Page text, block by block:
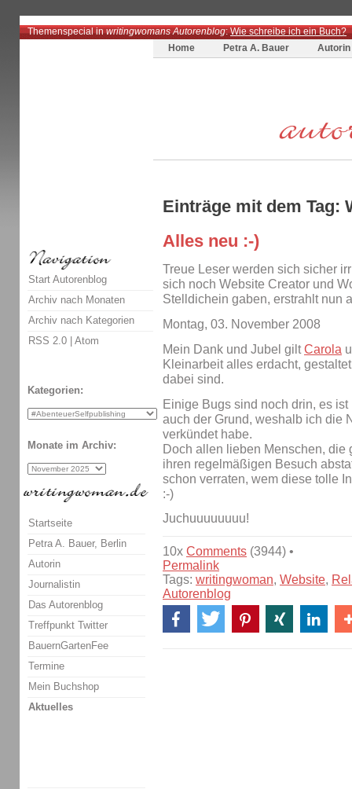
Themenspecial inwritingwomans Autorenblog:Wie schreibe ich ein Buch?
Home
Petra A. Bauer Autorin
Einträge mit dem Tag:
Alles neu :-)
Treue Leser werden sich sicher
sich noch Website Creator und
Stelldichein gaben, erstrahlt nun
Montag, 03. November 2008
Mein Dank und Jubel giltCarola
Kleinarbeit alles erdacht,
dabei sind.
Einige Bugs sind noch drin, es
auch der Grund, weshalb ich die
verkündet habe.
Doch allen lieben Menschen,
ihren regelmäßigen Besuch
schon verraten, wem diese tolle
:-)
Juchuuuuuuuu!
10x Comments (3944) •
Permalink
Tags: writingwoman, Website,
Autorenblog
Start Autorenblog
Archiv nach Monaten
Archiv nach Kategorien
RSS 2.0 | Atom
Kategorien:
Monate im Archiv:
Startseite
Petra A. Bauer, Berlin
Autorin
Journalistin
Das Autorenblog
Treffpunkt Twitter
BauernGartenFee
Termine
Mein Buchshop
Aktuelles